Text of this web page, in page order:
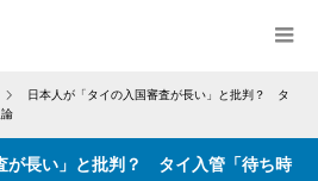
日本人が「タイの入国審査が長い」と批判？ タ
が長い」と批判？ タイ入管「待ち時